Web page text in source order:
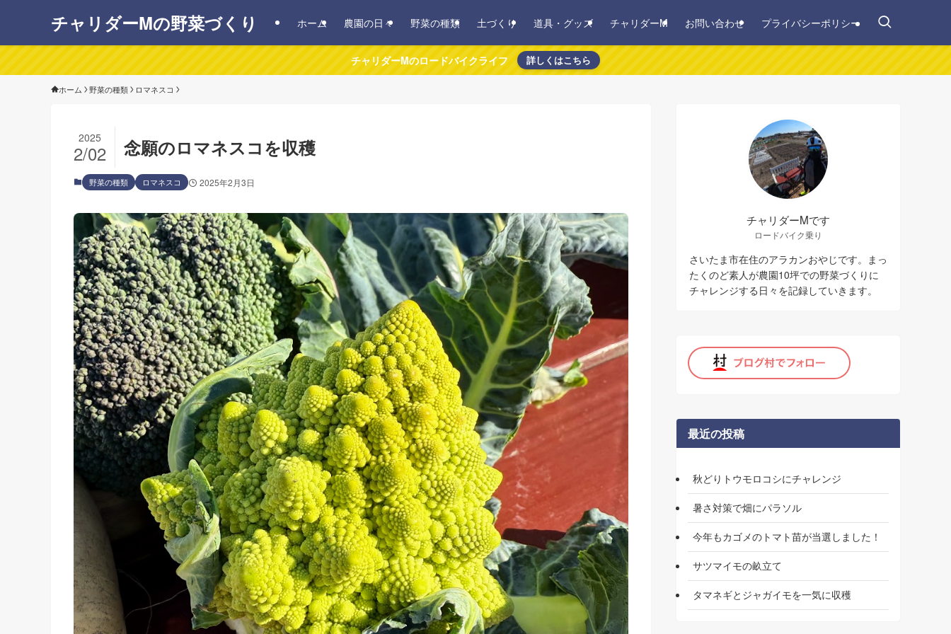
チャリダーMの野菜づくり ホーム 農園の日々 野菜の種類 土づくり 道具・グッズ チャリダーM お問い合わせ プライバシーポリシー
チャリダーMのロードバイクライフ 詳しくはこちら
ホーム 野菜の種類 ロマネスコ
念願のロマネスコを収穫
2025
2/02
野菜の種類 ロマネスコ 2025年2月3日
チャリダーMです
ロードバイク乗り
さいたま市在住のアラカンおやじです。まっ
たくのど素人が農園10坪での野菜づくりに
チャレンジする日々を記録していきます。
最近の投稿
秋どりトウモロコシにチャレンジ
暑さ対策で畑にパラソル
今年もカゴメのトマト苗が当選しました！
サツマイモの畝立て
タマネギとジャガイモを一気に収穫